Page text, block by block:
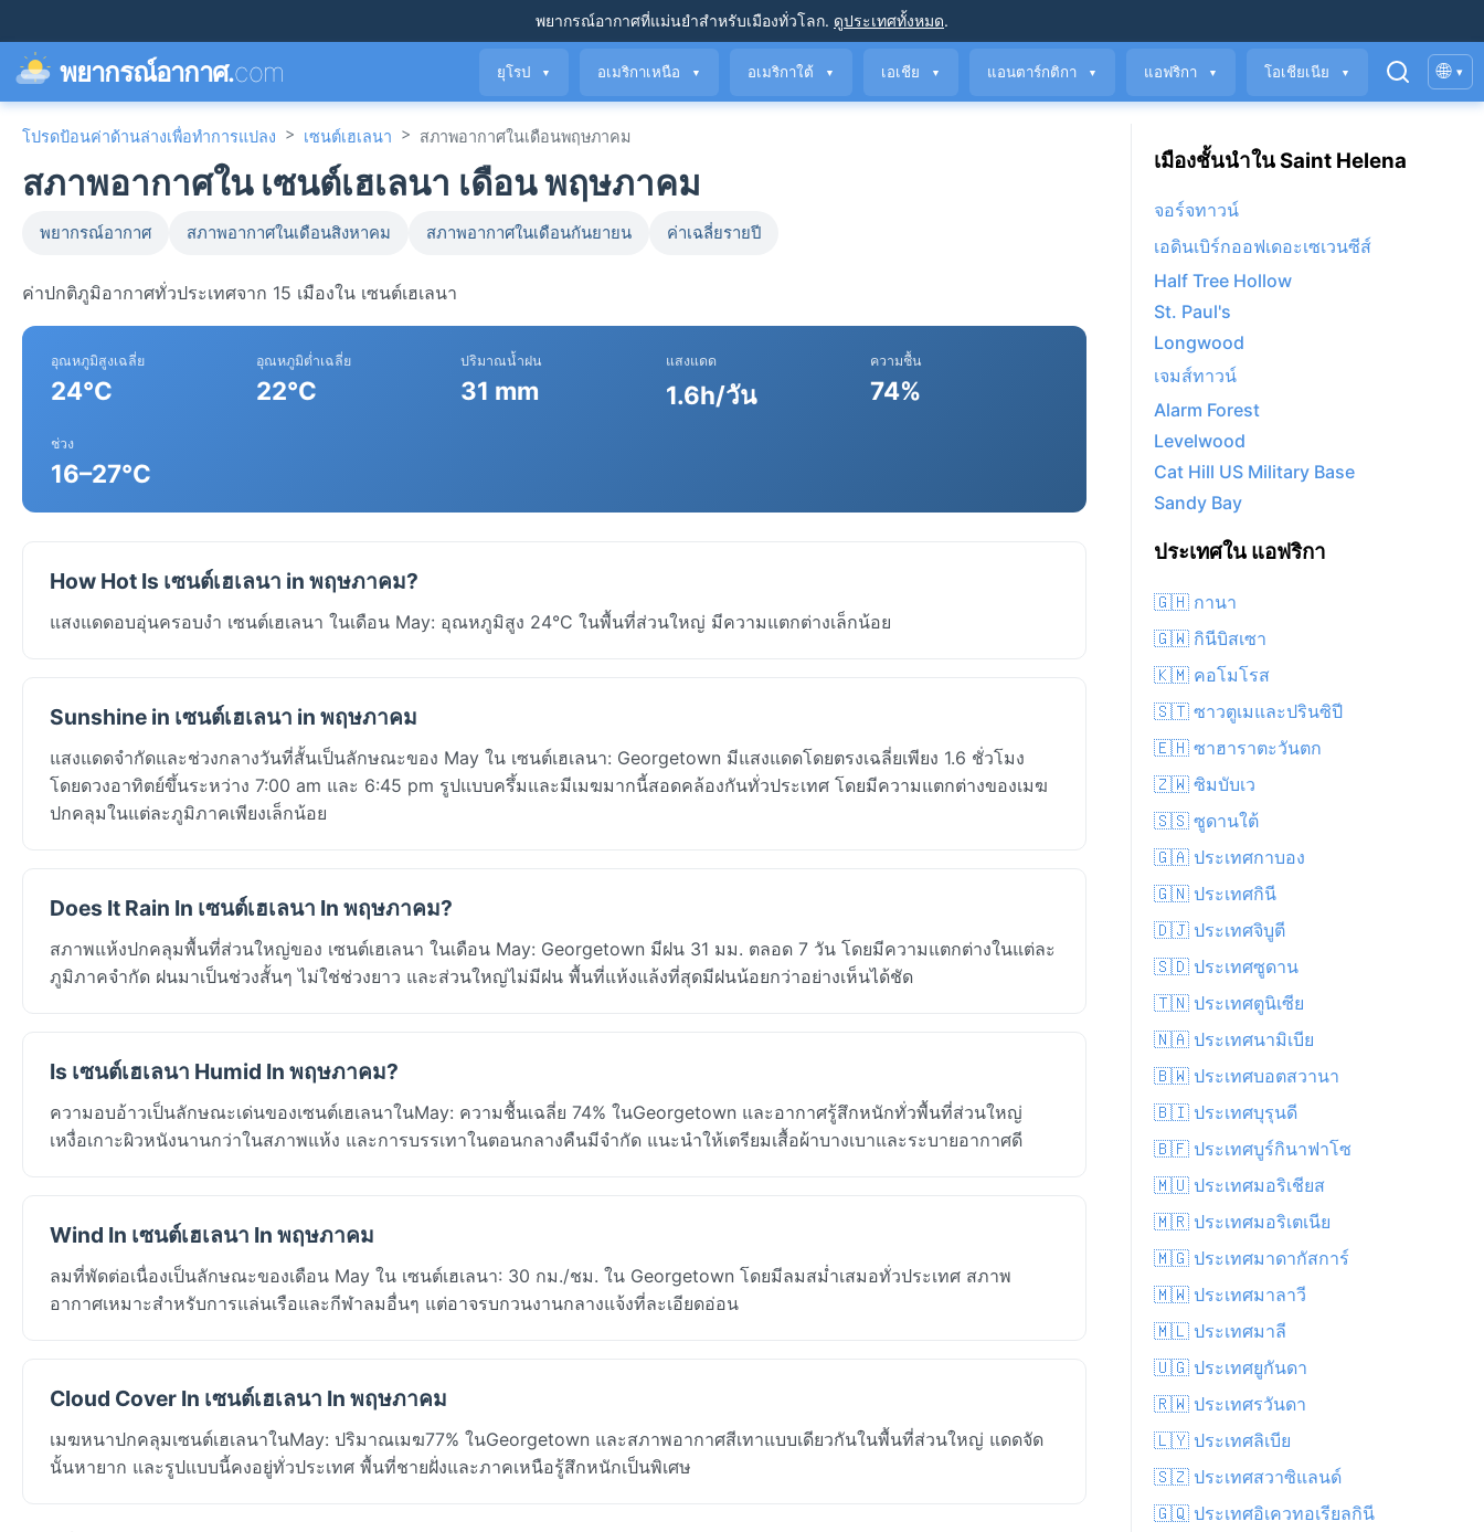
พยากรณ์อากาศที่แม่นยำสำหรับเมืองทั่วโลก. ดูประเทศทั้งหมด.
พยากรณ์อากาศ.com ยุโรป ▼ อเมริกาเหนือ ▼ อเมริกาใต้ ▼ เอเชีย ▼ แอนตาร์กติกา ▼ แอฟริกา ▼ โอเชียเนีย ▼ 🌐 ▾
โปรดป้อนค่าด้านล่างเพื่อทำการแปลง > เซนต์เฮเลนา > สภาพอากาศในเดือนพฤษภาคม
สภาพอากาศใน เซนต์เฮเลนา เดือน พฤษภาคม
พยากรณ์อากาศ สภาพอากาศในเดือนสิงหาคม สภาพอากาศในเดือนกันยายน ค่าเฉลี่ยรายปี
ค่าปกติภูมิอากาศทั่วประเทศจาก 15 เมืองใน เซนต์เฮเลนา
อุณหภูมิสูงเฉลี่ย
24°C
อุณหภูมิต่ำเฉลี่ย
22°C
ปริมาณน้ำฝน
31 mm
แสงแดด
1.6h/วัน
ความชื้น
74%
ช่วง
16–27°C
How Hot Is เซนต์เฮเลนา in พฤษภาคม?
แสงแดดอบอุ่นครอบงำ เซนต์เฮเลนา ในเดือน May: อุณหภูมิสูง 24°C ในพื้นที่ส่วนใหญ่ มีความแตกต่างเล็กน้อย
Sunshine in เซนต์เฮเลนา in พฤษภาคม
แสงแดดจำกัดและช่วงกลางวันที่สั้นเป็นลักษณะของ May ใน เซนต์เฮเลนา: Georgetown มีแสงแดดโดยตรงเฉลี่ยเพียง 1.6 ชั่วโมง
โดยดวงอาทิตย์ขึ้นระหว่าง 7:00 am และ 6:45 pm รูปแบบครึ้มและมีเมฆมากนี้สอดคล้องกันทั่วประเทศ โดยมีความแตกต่างของเมฆ
ปกคลุมในแต่ละภูมิภาคเพียงเล็กน้อย
Does It Rain In เซนต์เฮเลนา In พฤษภาคม?
สภาพแห้งปกคลุมพื้นที่ส่วนใหญ่ของ เซนต์เฮเลนา ในเดือน May: Georgetown มีฝน 31 มม. ตลอด 7 วัน โดยมีความแตกต่างในแต่ละ
ภูมิภาคจำกัด ฝนมาเป็นช่วงสั้นๆ ไม่ใช่ช่วงยาว และส่วนใหญ่ไม่มีฝน พื้นที่แห้งแล้งที่สุดมีฝนน้อยกว่าอย่างเห็นได้ชัด
Is เซนต์เฮเลนา Humid In พฤษภาคม?
ความอบอ้าวเป็นลักษณะเด่นของเซนต์เฮเลนาในMay: ความชื้นเฉลี่ย 74% ในGeorgetown และอากาศรู้สึกหนักทั่วพื้นที่ส่วนใหญ่
เหงื่อเกาะผิวหนังนานกว่าในสภาพแห้ง และการบรรเทาในตอนกลางคืนมีจำกัด แนะนำให้เตรียมเสื้อผ้าบางเบาและระบายอากาศดี
Wind In เซนต์เฮเลนา In พฤษภาคม
ลมที่พัดต่อเนื่องเป็นลักษณะของเดือน May ใน เซนต์เฮเลนา: 30 กม./ชม. ใน Georgetown โดยมีลมสม่ำเสมอทั่วประเทศ สภาพ
อากาศเหมาะสำหรับการแล่นเรือและกีฬาลมอื่นๆ แต่อาจรบกวนงานกลางแจ้งที่ละเอียดอ่อน
Cloud Cover In เซนต์เฮเลนา In พฤษภาคม
เมฆหนาปกคลุมเซนต์เฮเลนาในMay: ปริมาณเมฆ77% ในGeorgetown และสภาพอากาศสีเทาแบบเดียวกันในพื้นที่ส่วนใหญ่ แดดจัด
นั้นหายาก และรูปแบบนี้คงอยู่ทั่วประเทศ พื้นที่ชายฝั่งและภาคเหนือรู้สึกหนักเป็นพิเศษ
เมืองชั้นนำใน Saint Helena
จอร์จทาวน์
เอดินเบิร์กออฟเดอะเซเวนซีส์
Half Tree Hollow
St. Paul's
Longwood
เจมส์ทาวน์
Alarm Forest
Levelwood
Cat Hill US Military Base
Sandy Bay
ประเทศใน แอฟริกา
🇬🇭 กานา
🇬🇼 กินีบิสเซา
🇰🇲 คอโมโรส
🇸🇹 ซาวตูเมและปรินซิปี
🇪🇭 ซาฮาราตะวันตก
🇿🇼 ซิมบับเว
🇸🇸 ซูดานใต้
🇬🇦 ประเทศกาบอง
🇬🇳 ประเทศกินี
🇩🇯 ประเทศจิบูตี
🇸🇩 ประเทศซูดาน
🇹🇳 ประเทศตูนิเซีย
🇳🇦 ประเทศนามิเบีย
🇧🇼 ประเทศบอตสวานา
🇧🇮 ประเทศบุรุนดี
🇧🇫 ประเทศบูร์กินาฟาโซ
🇲🇺 ประเทศมอริเชียส
🇲🇷 ประเทศมอริเตเนีย
🇲🇬 ประเทศมาดากัสการ์
🇲🇼 ประเทศมาลาวี
🇲🇱 ประเทศมาลี
🇺🇬 ประเทศยูกันดา
🇷🇼 ประเทศรวันดา
🇱🇾 ประเทศลิเบีย
🇸🇿 ประเทศสวาซิแลนด์
🇬🇶 ประเทศอิเควทอเรียลกินี